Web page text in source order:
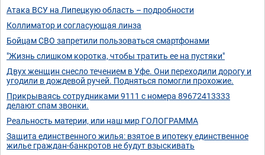
Атака ВСУ на Липецкую область – подробности
Коллиматор и согласующая линза
Бойцам СВО запретили пользоваться смартфонами
"Жизнь слишком коротка, чтобы тратить ее на пустяки"
Двух женщин снесло течением в Уфе. Они переходили дорогу и
угодили в дождевой ручей. Подняться помогли прохожие.
Прикрываясь сотрудниками 9111 с номера 89672413333
делают спам звонки.
Реальность материи, или наш мир ГОЛОГРАММА
Защита единственного жилья: взятое в ипотеку единственное
жилье граждан-банкротов не будут взыскивать